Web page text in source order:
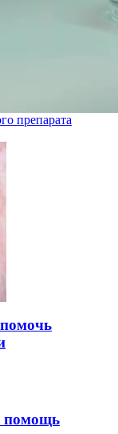
препарата
помощь